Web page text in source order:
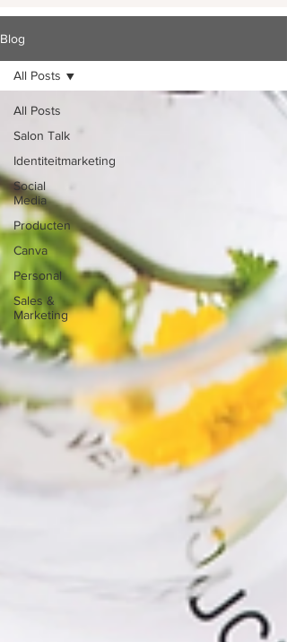
Blog
All Posts
Salon Talk
Identiteitmarketing
Social
Media
Producten
Canva
Personal
Sales &
Marketing
All Posts